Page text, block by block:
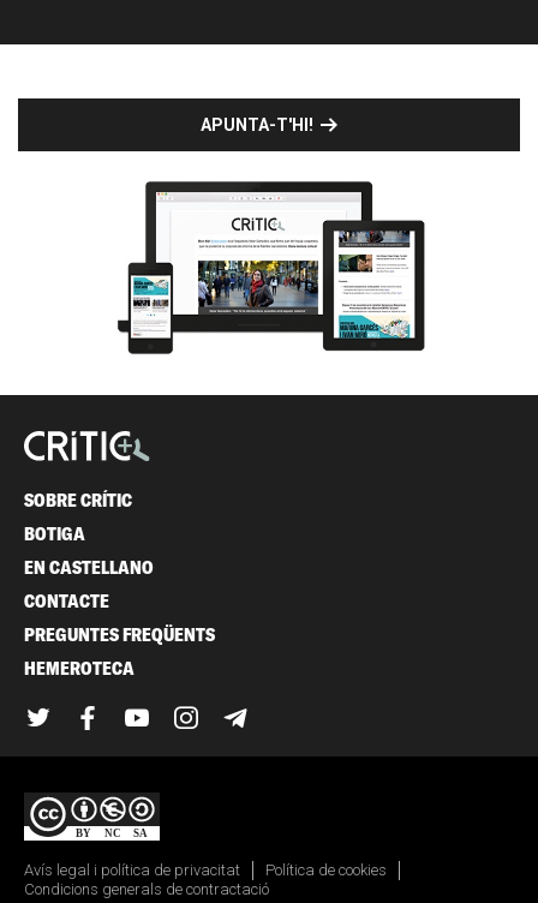
APUNTA-T'HI!
SOBRE CRÍTIC
BOTIGA
EN CASTELLANO
CONTACTE
PREGUNTES FREQÜENTS
HEMEROTECA
TwitterFacebook
YouTubeInstagram
Avís legal i política de privacitat
Política de cookies
Condicions generals de contractació